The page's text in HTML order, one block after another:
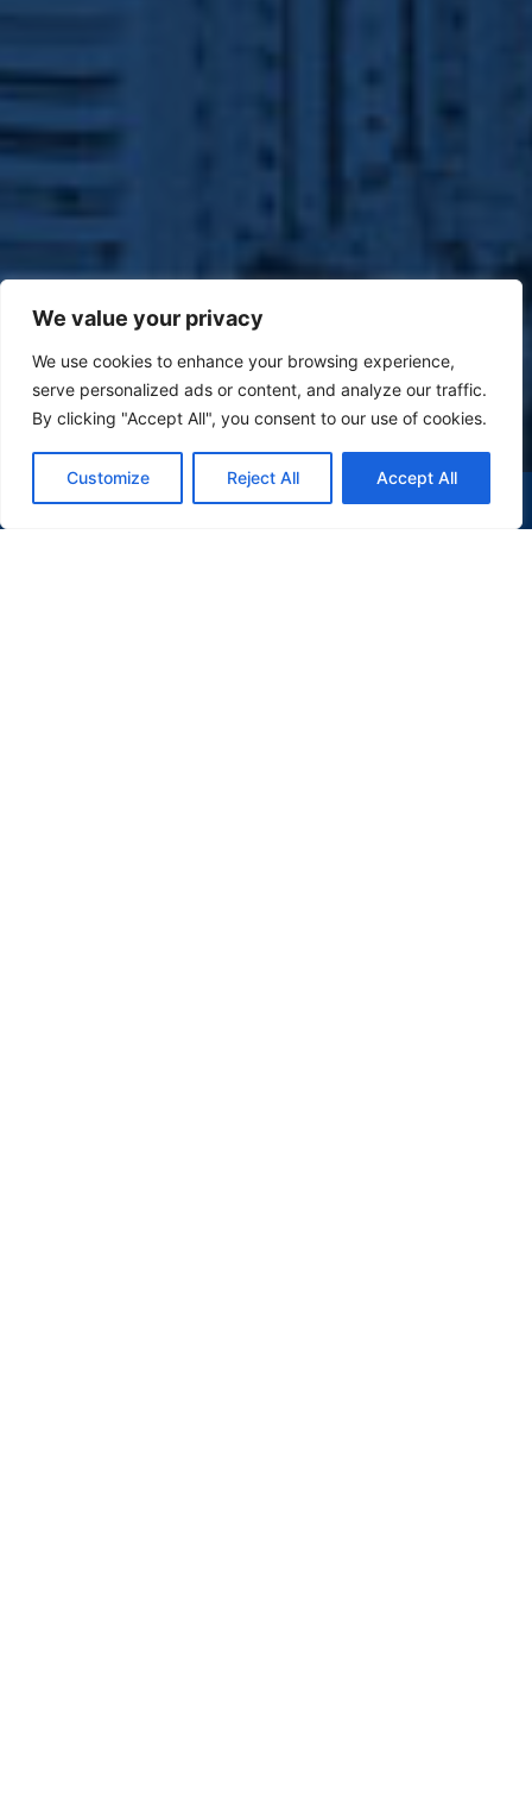
We value your privacy
We use cookies to enhance your browsing experience,
serve personalized ads or content, and analyze our traffic.
By clicking "Accept All", you consent to our use of cookies.
Customize Reject All Accept All
(47) 9 9977-7630